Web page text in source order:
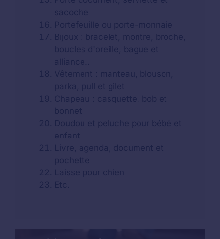
sacoche
Portefeuille ou porte-monnaie
Bijoux : bracelet, montre, broche,
boucles d'oreille, bague et
alliance..
Vêtement : manteau, blouson,
parka, pull et gilet
Chapeau : casquette, bob et
bonnet
Doudou et peluche pour bébé et
enfant
Livre, agenda, document et
pochette
Laisse pour chien
Etc.